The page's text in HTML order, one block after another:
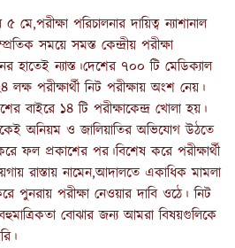
মে,পরীক্ষা পরিচালনার দায়িত্ব ন্যাশানাল
সময়ে সমস্ত কেন্দ্রীয় পরীক্ষা
হাতেই ন্যাস্ত।দেশের ৭০০ টি মেডিক্যাল
পরীক্ষার্থী নিট পরীক্ষায় অংশ নেয়।
বাইরে ১৪ টি পরীক্ষাকেন্দ্র খোলা হয়।
অনিয়ম ও জালিয়াতির অভিযোগ উঠতে
ফল প্রকাশের পর।বিশেষ করে পরীক্ষার্থী
রাস্তায় নামেন,আদালতে একাধিক মামলা
পুনরায় পরীক্ষা নেওয়ার দাবি ওঠে। নিট
বোঝার জন্য আমরা বিষয়গুলিকে